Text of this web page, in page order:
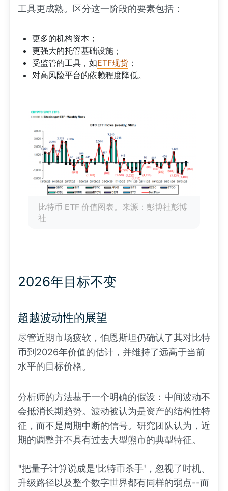
工具更成熟。区分这一阶段的要素包括：
更多的机构资本；
更强大的托管基础设施；
受监管的工具，如ETF现货 ；
对高风险平台的依赖程度降低。
比特币 ETF 价值图表。来源：彭博社彭博
社
2026年目标不变
超越波动性的展望
尽管近期市场疲软，伯恩斯坦仍确认了其对比特
币到2026年价值的估计，并维持了远高于当前
水平的目标价格。
分析师的方法基于一个明确的假设：中间波动不
会抵消长期趋势。波动被认为是资产的结构性特
征，而不是周期中断的信号。研究团队认为，近
期的调整并不具有过去大型熊市的典型特征。
"把量子计算说成是'比特币杀手'，忽视了时机、
升级路径以及整个数字世界都有同样的弱点--而